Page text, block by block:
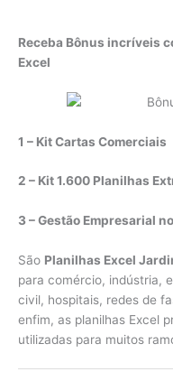
Receba Bônus incríveis
Excel
1 – Kit Cartas Comerciais
2 – Kit 1.600 Planilhas
3 – Gestão Empresarial
São Planilhas Excel
para comércio, indústria,
civil, hospitais, redes de
enfim, as planilhas Excel
utilizadas para muitos